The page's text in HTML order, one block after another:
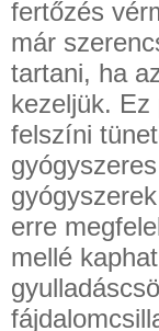
fertőzés
már
tartani, ha
kezeljük. Ez
felszíni
erre
mellé